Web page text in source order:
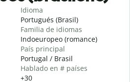
Idioma
Portugués (Brasil)
Familia de idiomas
Indoeuropeo (romance)
País principal
Portugal / Brasil
Hablado en # países
+30